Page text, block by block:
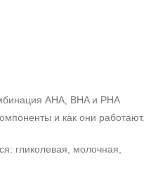
AHA, BHA и PHA
и как они работают.
гликолевая, молочная,